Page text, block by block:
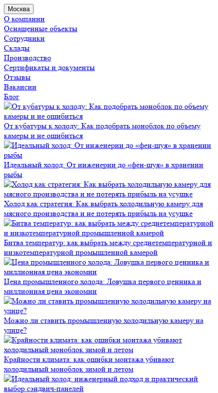
Москва
О компании
Оснащенные объекты
Сотрудники
Склады
Производство
Сертификаты и документы
Отзывы
Вакансии
Блог
От кубатуры к холоду: Как подобрать моноблок по объему
камеры и не ошибиться
Идеальный холод: От инженерии до «фен-шуя» в хранении
рыбы
Холод как стратегия: Как выбрать холодильную камеру для
мясного производства и не потерять прибыль на усушке
Битва температур: как выбрать между среднетемпературной и
низкотемпературной промышленной камерой
Цена промышленного холода: Ловушка первого ценника и
миллионная цена экономии
Можно ли ставить промышленную холодильную камеру на
улице?
Крайности климата: как ошибки монтажа убивают
холодильный моноблок зимой и летом